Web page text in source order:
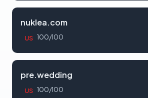
nuklea.com
US 100/100
pre.wedding
US 100/100